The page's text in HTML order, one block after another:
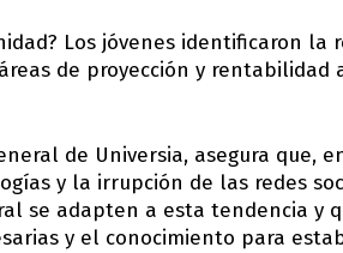
Los jóvenes identificaron la
de proyección y rentabilidad
de Universia, asegura que,
y la irrupción de las redes
se adapten a esta tendencia y
y el conocimiento para